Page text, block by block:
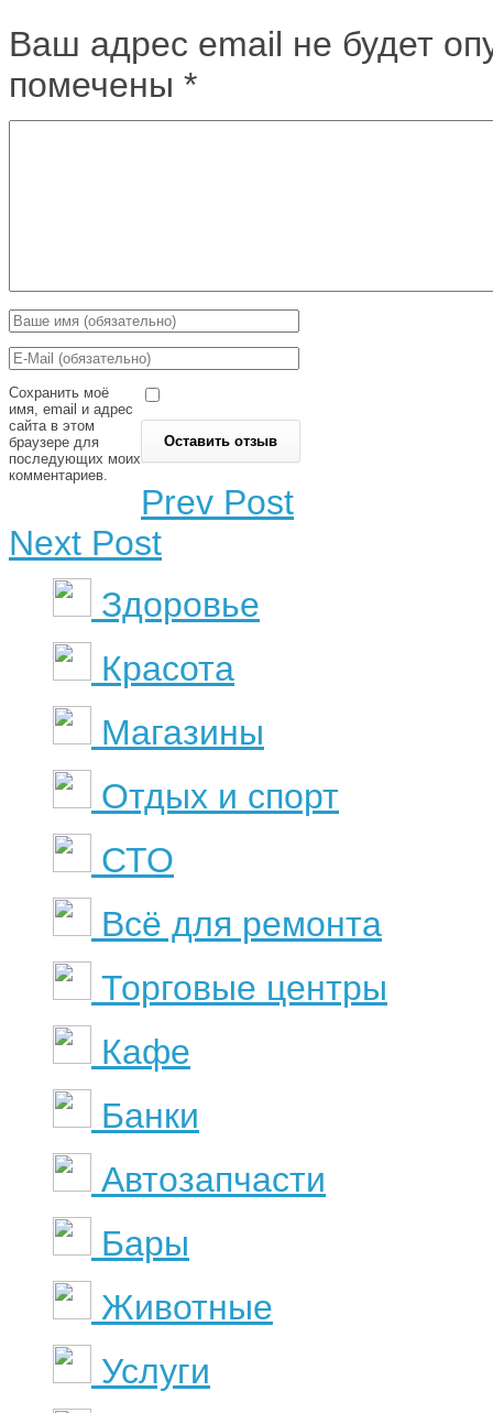
Ваш адрес email не будет
помечены *
Сохранить моё
имя, email и адрес
сайта в этом
браузере для
последующих моих
комментариев.
Prev Post
Next Post
Здоровье
Красота
Магазины
Отдых и спорт
СТО
Всё для ремонта
Торговые центры
Кафе
Банки
Автозапчасти
Бары
Животные
Услуги